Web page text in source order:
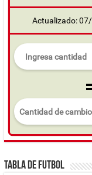
Actualizado:
TABLA DE FUTBOL